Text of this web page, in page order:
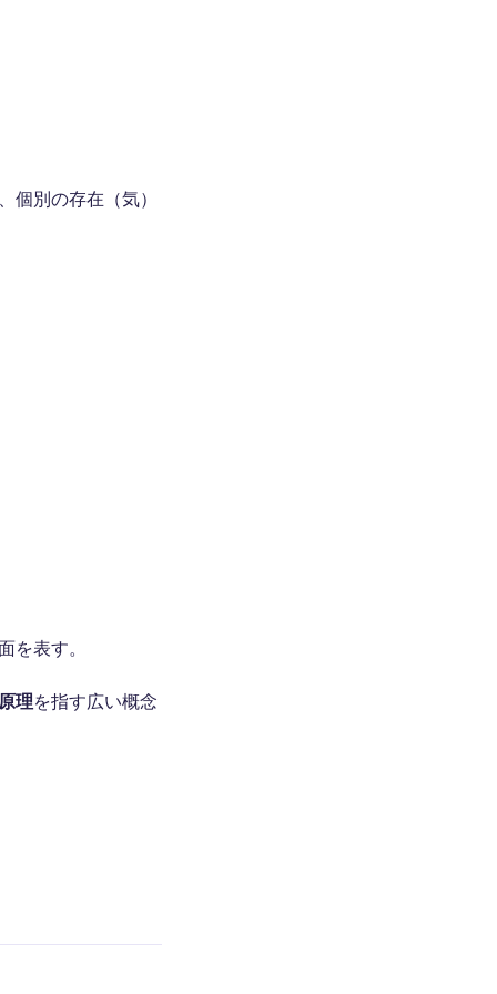
個別の存在（気）
を表す。
理を指す広い概念